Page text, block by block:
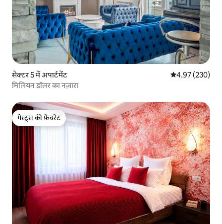
सेक्टर 5 में अपार्टमेंट औसत रेटिंग 5 में से
4.97 (230)
मिलियन डॉलर का नज़ारा
गेस्ट्स की फ़ेवरेट
गेस्ट्स की फ़ेवरेट